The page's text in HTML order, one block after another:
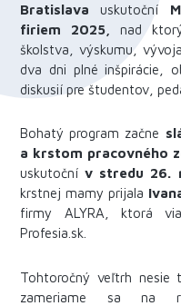
Bratislava uskutoční
firiem 2025, nad
školstva, výskumu,
dva dni plné inšpirácie,
diskusií pre študentov,
Bohatý program začne
a krstom pracovného
uskutočnív stredu 26.
krstnej mamy prijala
firmy ALYRA, ktorá
Profesia.sk.
Tohtoročný veľtrh nesie
zameriame sa na